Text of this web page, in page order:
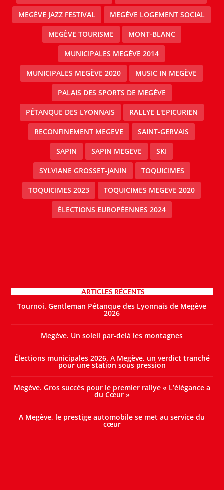
MEGÈVE JAZZ FESTIVAL MEGÈVE LOGEMENT SOCIAL
MEGÈVE TOURISME MONT-BLANC
MUNICIPALES MEGÈVE 2014
MUNICIPALES MEGÈVE 2020 MUSIC IN MEGÈVE
PALAIS DES SPORTS DE MEGÈVE
PÉTANQUE DES LYONNAIS RALLYE L'EPICURIEN
RECONFINEMENT MEGEVE SAINT-GERVAIS
SAPIN SAPIN MEGEVE SKI
SYLVIANE GROSSET-JANIN TOQUICIMES
TOQUICIMES 2023 TOQUICIMES MEGEVE 2020
ÉLECTIONS EUROPÉENNES 2024
ARTICLES RÉCENTS
Tournoi. Gentleman Pétanque des Lyonnais de Megève
2026
Megève. Un soleil par-delà les montagnes
Élections municipales 2026. A Megève, un verdict tranché
pour une station sous pression
Megève. Gros succès pour le premier rallye « L’élégance a
du Cœur »
A Megève, le prestige automobile se met au service du
cœur